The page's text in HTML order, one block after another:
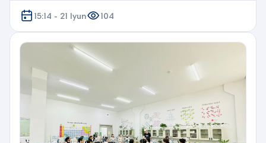
15:14 - 21 Iyun
104